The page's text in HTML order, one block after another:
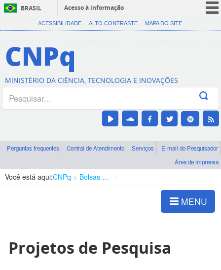
BRASIL
Acesso à informação
CORONAVÍRUS (COVID-19)
Canais
ACESSIBILIDADE ALTO CONTRASTE MAPA DO SITE
CNPq
MINISTÉRIO DA CIÊNCIA, TECNOLOGIA E INOVAÇÕES
Perguntas frequentes Central de Atendimento Serviços
E-mail do Pesquisador
Área de imprensa
Você está aqui:CNPq Bolsas e Auxílios Vigentes
MENU
Projetos de Pesquisa